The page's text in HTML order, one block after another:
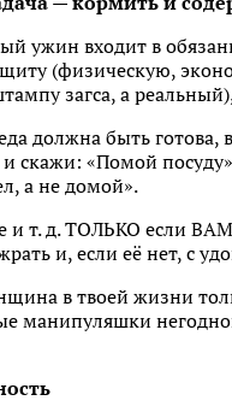
ужин входит в
(физическую,
загса, а
должна быть готова,
скажи: «Помой
а не домой».
и т. д. ТОЛЬКО если
и, если её нет, с
в твоей жизни
манипуляшки